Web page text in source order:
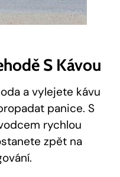
S Kávou
a vylejete kávu
panice. S
rychlou
zpět na